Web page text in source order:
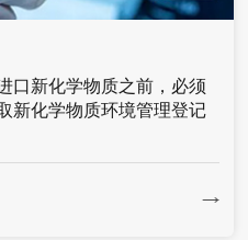
口新化学物质之前，必须
新化学物质环境管理登记